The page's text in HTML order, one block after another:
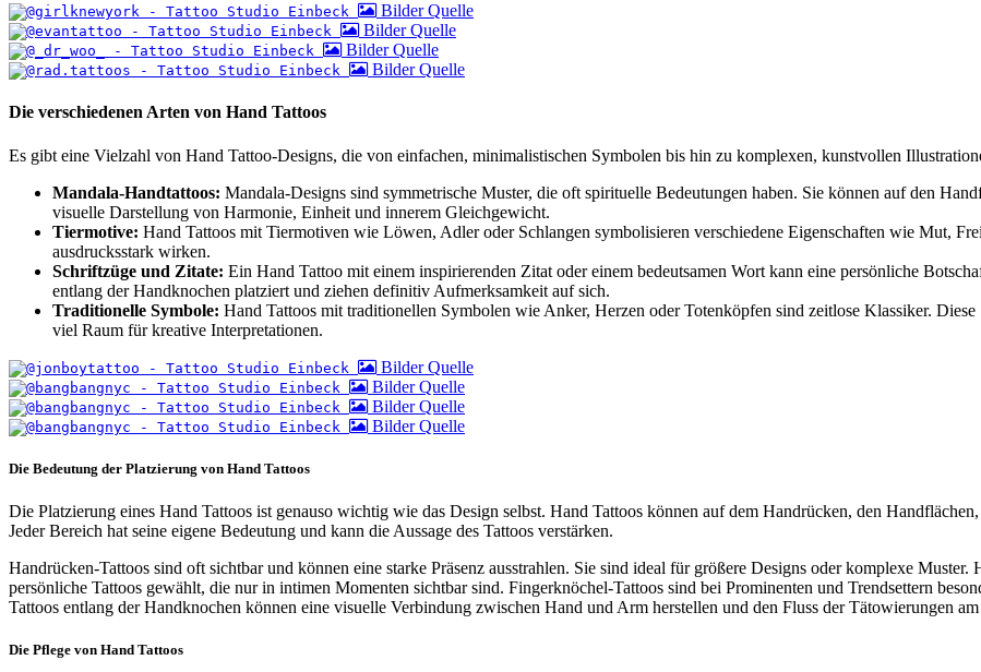
Bilder Quelle
Bilder Quelle
Bilder Quelle
Bilder Quelle
Die verschiedenen Arten von Hand Tattoos
Es gibt eine Vielzahl von Hand Tattoo-Designs, die von einfachen, minimalistischen Symbolen bis hin zu komplexen, kunstvollen
Mandala-Handtattoos: Mandala-Designs sind symmetrische Muster, die oft spirituelle Bedeutungen haben. Sie können auf den
visuelle Darstellung von Harmonie, Einheit und innerem Gleichgewicht.
Tiermotive: Hand Tattoos mit Tiermotiven wie Löwen, Adler oder Schlangen symbolisieren verschiedene Eigenschaften wie Mut,
ausdrucksstark wirken.
Schriftzüge und Zitate: Ein Hand Tattoo mit einem inspirierenden Zitat oder einem bedeutsamen Wort kann eine persönliche
entlang der Handknochen platziert und ziehen definitiv Aufmerksamkeit auf sich.
Traditionelle Symbole: Hand Tattoos mit traditionellen Symbolen wie Anker, Herzen oder Totenköpfen sind zeitlose Klassiker.
viel Raum für kreative Interpretationen.
Bilder Quelle
Bilder Quelle
Bilder Quelle
Bilder Quelle
Die Bedeutung der Platzierung von Hand Tattoos
Die Platzierung eines Hand Tattoos ist genauso wichtig wie das Design selbst. Hand Tattoos können auf dem Handrücken, den
Jeder Bereich hat seine eigene Bedeutung und kann die Aussage des Tattoos verstärken.
Handrücken-Tattoos sind oft sichtbar und können eine starke Präsenz ausstrahlen. Sie sind ideal für größere Designs oder komplexe
persönliche Tattoos gewählt, die nur in intimen Momenten sichtbar sind. Fingerknöchel-Tattoos sind bei Prominenten und Trendsettern
Tattoos entlang der Handknochen können eine visuelle Verbindung zwischen Hand und Arm herstellen und den Fluss der Tätowierungen
Die Pflege von Hand Tattoos